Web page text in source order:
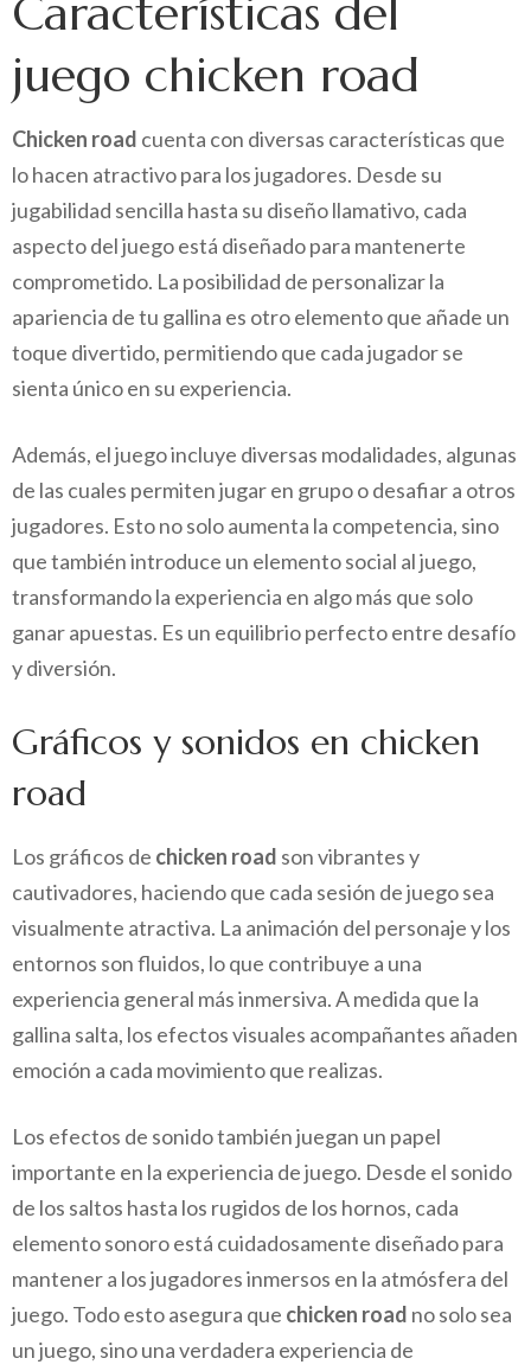
Características del
juego chicken road
Chicken road cuenta con diversas características que
lo hacen atractivo para los jugadores. Desde su
jugabilidad sencilla hasta su diseño llamativo, cada
aspecto del juego está diseñado para mantenerte
comprometido. La posibilidad de personalizar la
apariencia de tu gallina es otro elemento que añade un
toque divertido, permitiendo que cada jugador se
sienta único en su experiencia.
Además, el juego incluye diversas modalidades, algunas
de las cuales permiten jugar en grupo o desafiar a otros
jugadores. Esto no solo aumenta la competencia, sino
que también introduce un elemento social al juego,
transformando la experiencia en algo más que solo
ganar apuestas. Es un equilibrio perfecto entre desafío
y diversión.
Gráficos y sonidos en chicken
road
Los gráficos de chicken road son vibrantes y
cautivadores, haciendo que cada sesión de juego sea
visualmente atractiva. La animación del personaje y los
entornos son fluidos, lo que contribuye a una
experiencia general más inmersiva. A medida que la
gallina salta, los efectos visuales acompañantes añaden
emoción a cada movimiento que realizas.
Los efectos de sonido también juegan un papel
importante en la experiencia de juego. Desde el sonido
de los saltos hasta los rugidos de los hornos, cada
elemento sonoro está cuidadosamente diseñado para
mantener a los jugadores inmersos en la atmósfera del
juego. Todo esto asegura que chicken road no solo sea
un juego, sino una verdadera experiencia de